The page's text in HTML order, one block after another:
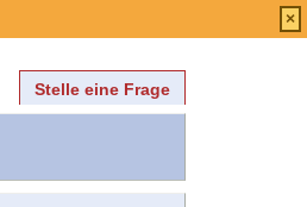
Stelle eine Frage
×